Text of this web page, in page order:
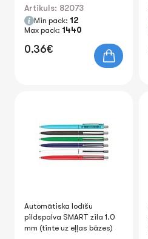
Artikuls: 82073
Min pack: 12
Max pack: 1440
0.36€
Automātiska lodīšu
pildspalva SMART zila 1.0
mm (tinte uz eļļas bāzes)